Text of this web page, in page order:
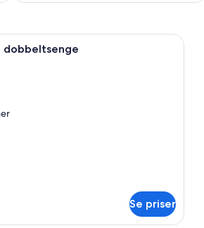
Et hotelværelse med to senge, et
dobbeltsenge
Se priser